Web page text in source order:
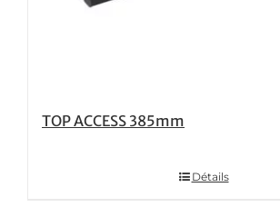
TOP ACCESS 385mm
Détails